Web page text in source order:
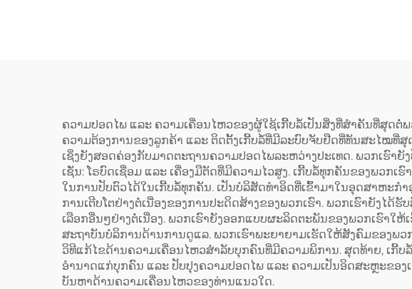
ຄວາມປອດໄພ ແລະ ຄວາມເຄື່ອນໄຫວຂອງຜູ້ໃຊ້ເກີ້ບລໍ້ເປັນສິ່ງທີ່ສຳຄັນທີ່ສຸດ
ຄວາມຕ້ອງການຂອງລູກຄ້າ ແລະ ຕິດຕັ້ງເກີ້ບລໍ້ທີ່ມີລະບົບຈັບຢືດທີ່ທັນສະໄໝທີ່
ເຊິ່ງຍັງສອດຄ່ອງກັບມາດຕະຖານຄວາມປອດໄພລະຫວ່າງປະເທດ. ພວກເຮົາ
ເຊັ່ນ: ໂຣບົດເຊື່ອມ ແລະ ເຄື່ອງມືຕັດທີ່ມີຄວາມໄວສູງ. ເກີ້ບລໍ້ທຸກຄັນຂອງພວກ
ໃນການປັບຕົວໄດ້ໃນເກີ້ບລໍ້ທຸກຄັນ. ເປັນບໍລິສັດທຳອິດທີ່ເຂົ້າມາໃນອຸດສາຫະກ
ການເຕີບໂຕຢ່າງຕໍ່ເນື່ອງຂອງການປະດິດສ້າງຂອງພວກເຮົາ. ພວກເຮົາຍັງໄ
ເລືອກອື່ນໆຢ່າງຕໍ່ເນື່ອງ. ພວກເຮົາຍັງອອກແບບຜະລິດຕະພັນຂອງພວກເຮົາ
ສະຖາບັນບໍລິການດ້ານການດູແລ. ພວກເຮົາພະຍາຍາມເຮັດໃຫ້ສັງຄົມຂອງພວ
ວິທີແກ້ໄຂດ້ານຄວາມເຄື່ອນໄຫວສຳລັບບຸກຄົນທີ່ມີຄວາມພິການ. ສຸດທ້າຍ, ເກີ້
ອຳນາດແກ່ບຸກຄົນ ແລະ ປັບປຸງຄວາມປອດໄພ ແລະ ຄວາມເປັນອິດສະຫຼະຂອງ
ບັນຫາດ້ານຄວາມເຄື່ອນໄຫວຂອງທ່ານແນວໃດ.